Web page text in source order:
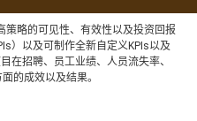
策略的可见性、有效性以及投资回报
）以及可制作全新自定义KPIs以及
在招聘、员工业绩、人员流失率、
的成效以及结果。